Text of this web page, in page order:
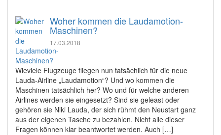
Woher kommen die Laudamotion-
Maschinen?
17.03.2018
Wieviele Flugzeuge fliegen nun tatsächlich für die neue
Lauda-Airline „Laudamotion“? Und wo kommen die
Maschinen tatsächlich her? Wo und für welche anderen
Airlines werden sie eingesetzt? Sind sie geleast oder
gehören sie Niki Lauda, der sich rühmt den Neustart ganz
aus der eigenen Tasche zu bezahlen. Nicht alle dieser
Fragen können klar beantwortet werden. Auch […]